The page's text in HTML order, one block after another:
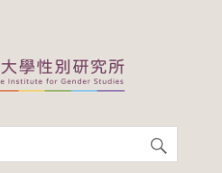
世新大學性別研